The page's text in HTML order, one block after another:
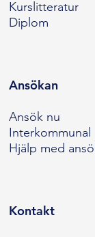
Kurslitteratur
Diplom
Ansökan
Ansök nu
Interkommunal
Hjälp med
Kontakt